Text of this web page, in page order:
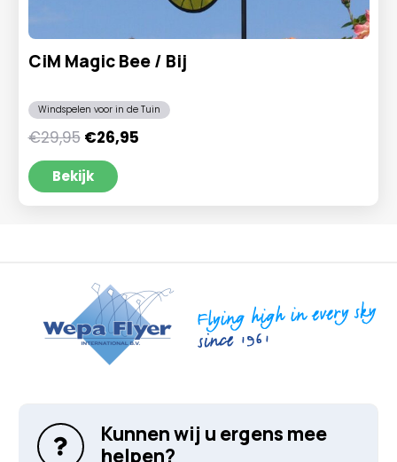
CiM Magic Bee / Bij
Windspelen voor in de Tuin
€29,95 Oorspronkelijke
prijs
was:
€29,95.
€26,95Huidige
Bekijk
Kunnen wij u ergens mee
helpen?